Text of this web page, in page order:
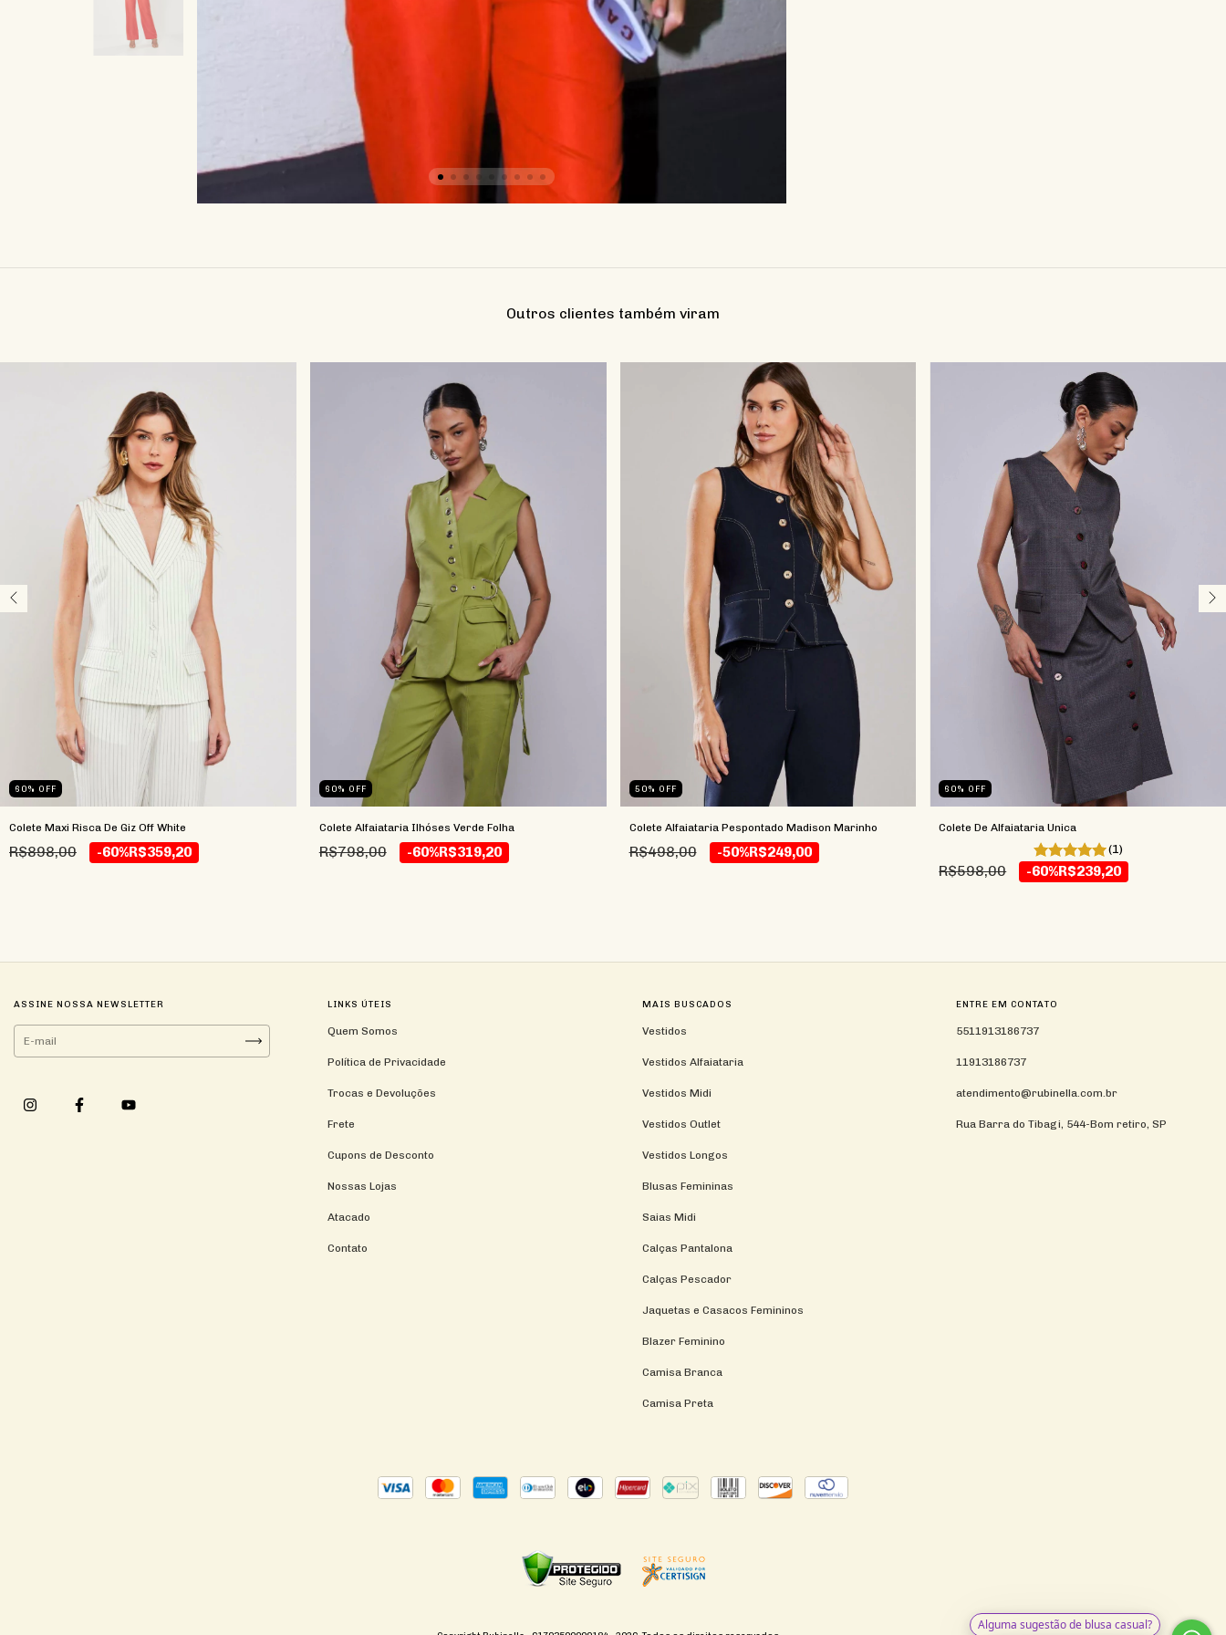
Outros clientes também viram
60% OFF
Colete Maxi Risca De Giz Off White
R$898,00 -60%R$359,20
60% OFF
Colete Alfaiataria Ilhóses Verde Folha
R$798,00 -60%R$319,20
50% OFF
Colete Alfaiataria Pespontado Madison Marinho
R$498,00 -50%R$249,00
60% OFF
Colete De Alfaiataria Unica
(1)
R$598,00 -60%R$239,20
ASSINE NOSSA NEWSLETTER LINKS ÚTEIS
Quem Somos
Política de Privacidade
Trocas e Devoluções
Frete
Cupons de Desconto
Nossas Lojas
Atacado
Contato
MAIS BUSCADOS
Vestidos
Vestidos Alfaiataria
Vestidos Midi
Vestidos Outlet
Vestidos Longos
Blusas Femininas
Saias Midi
Calças Pantalona
Calças Pescador
Jaquetas e Casacos Femininos
Blazer Feminino
Camisa Branca
Camisa Preta
ENTRE EM CONTATO
5511913186737
11913186737
atendimento@rubinella.com.br
Rua Barra do Tibagi, 544-Bom retiro, SP